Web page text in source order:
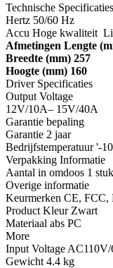
Technische Specificaties
Hertz 50/60 Hz
Accu Hoge kwaliteit
Afmetingen Lengte
Breedte (mm) 257
Hoogte (mm) 160
Driver Specificaties
Output Voltage
12V/10A– 15V/40A
Garantie bepaling
Garantie 2 jaar
Bedrijfstemperatuur '-
Verpakking Informatie
Aantal in omdoos 1 stuk
Overige informatie
Keurmerken CE,
Product Kleur Zwart
Materiaal abs PC
More
Input Voltage
Gewicht 4.4 kg